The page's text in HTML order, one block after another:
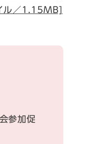
ル／1.15MB]
参加促